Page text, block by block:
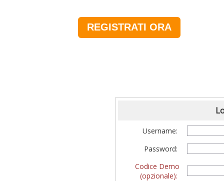
REGISTRATI ORA
Username:
Password:
Codice Demo
(opzionale):